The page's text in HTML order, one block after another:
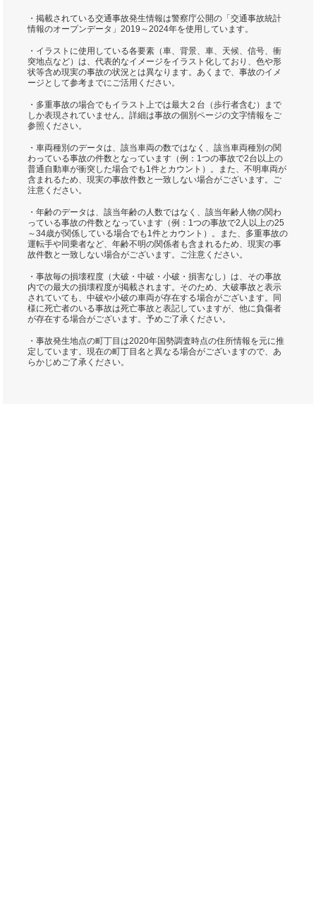
・掲載されている交通事故発生情報は警察庁公開の「交通事故統計
情報のオープンデータ」2019～2024年を使用しています。
・イラストに使用している各要素（車、背景、車、天候、信号、衝
突地点など）は、代表的なイメージをイラスト化しており、色や形
状等含め現実の事故の状況とは異なります。あくまで、事故のイメ
ージとして参考までにご活用ください。
・多重事故の場合でもイラスト上では最大２台（歩行者含む）まで
しか表現されていません。詳細は事故の個別ページの文字情報をご
参照ください。
・車両種別のデータは、該当車両の数ではなく、該当車両種別の関
わっている事故の件数となっています（例：1つの事故で2台以上の
普通自動車が衝突した場合でも1件とカウント）。また、不明車両が
含まれるため、現実の事故件数と一致しない場合がございます。ご
注意ください。
・年齢のデータは、該当年齢の人数ではなく、該当年齢人物の関わ
っている事故の件数となっています（例：1つの事故で2人以上の25
～34歳が関係している場合でも1件とカウント）。また、多重事故の
運転手や同乗者など、年齢不明の関係者も含まれるため、現実の事
故件数と一致しない場合がございます。ご注意ください。
・事故毎の損壊程度（大破・中破・小破・損害なし）は、その事故
内での最大の損壊程度が掲載されます。そのため、大破事故と表示
されていても、中破や小破の車両が存在する場合がございます。同
様に死亡者のいる事故は死亡事故と表記していますが、他に負傷者
が存在する場合がございます。予めご了承ください。
・事故発生地点の町丁目は2020年国勢調査時点の住所情報を元に推
定しています。現在の町丁目名と異なる場合がございますので、あ
らかじめご了承ください。